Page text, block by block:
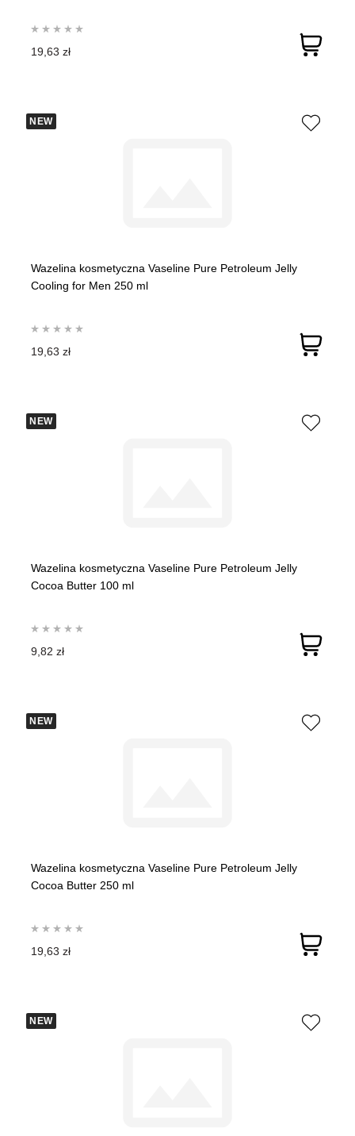
19,63 zł
NEW
Wazelina kosmetyczna Vaseline Pure Petroleum Jelly
Cooling for Men 250 ml
19,63 zł
NEW
Wazelina kosmetyczna Vaseline Pure Petroleum Jelly
Cocoa Butter 100 ml
9,82 zł
NEW
Wazelina kosmetyczna Vaseline Pure Petroleum Jelly
Cocoa Butter 250 ml
19,63 zł
NEW